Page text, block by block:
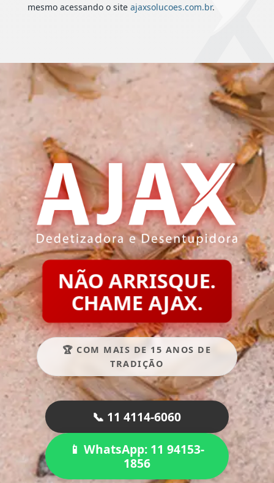
mesmo acessando o site ajaxsolucoes.com.br.
NÃO ARRISQUE.
CHAME AJAX.
🏆 COM MAIS DE 15 ANOS DE
TRADIÇÃO
📞 11 4114-6060
📱 WhatsApp: 11 94153-
1856